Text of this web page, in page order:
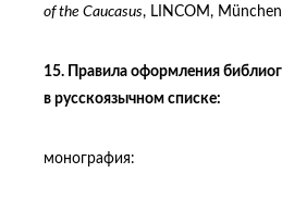
of the Caucasus, LINCOM,
15. Правила оформления
в русскоязычном списке:
монография: